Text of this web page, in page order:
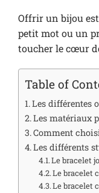
Offrir un bijou
petit mot ou un
toucher le cœur
Table of
Les différentes
Les matériaux
Comment
Les différents
Le bracelet
Le bracelet
Le bracelet